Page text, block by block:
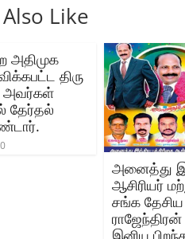
Like
அதிமுக
திரு
அவர்கள்
தேர்தல்
0
அனைத்து
ஆசிரியர்
சங்க
இனிய